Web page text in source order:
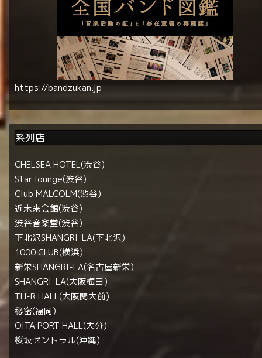
https://bandzukan.jp
系列店
CHELSEA HOTEL(渋谷)
Star lounge(渋谷)
Club MALCOLM(渋谷)
近未来会館(渋谷)
渋谷音楽堂(渋谷)
下北沢SHANGRI-LA(下北沢)
1000 CLUB(横浜)
新栄SHANGRI-LA(名古屋新栄)
SHANGRI-LA(大阪梅田)
TH-R HALL(大阪関大前)
秘密(福岡)
OITA PORT HALL(大分)
桜坂セントラル(沖縄)